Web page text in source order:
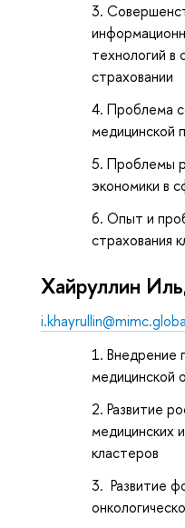
технологий в
страховании
Проблема
медицинской
Проблемы
экономики в
Опыт и
страхования
Хайруллин
Внедрение
медицинской
Развитие
медицинских
кластеров
Развитие